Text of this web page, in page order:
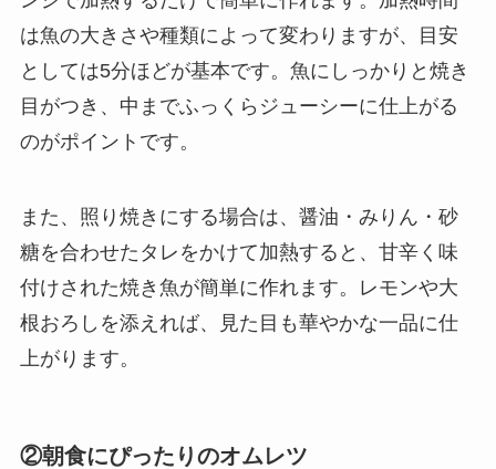
は魚の大きさや種類によって変わりますが、目安
としては5分ほどが基本です。魚にしっかりと焼き
目がつき、中までふっくらジューシーに仕上がる
のがポイントです。
また、照り焼きにする場合は、醤油・みりん・砂
糖を合わせたタレをかけて加熱すると、甘辛く味
付けされた焼き魚が簡単に作れます。レモンや大
根おろしを添えれば、見た目も華やかな一品に仕
上がります。
②朝食にぴったりのオムレツ